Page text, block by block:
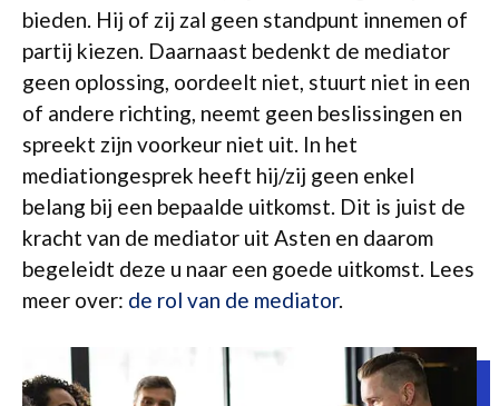
bieden. Hij of zij zal geen standpunt innemen of
partij kiezen. Daarnaast bedenkt de mediator
geen oplossing, oordeelt niet, stuurt niet in een
of andere richting, neemt geen beslissingen en
spreekt zijn voorkeur niet uit. In het
mediationgesprek heeft hij/zij geen enkel
belang bij een bepaalde uitkomst. Dit is juist de
kracht van de mediator uit Asten en daarom
begeleidt deze u naar een goede uitkomst. Lees
meer over: de rol van de mediator.